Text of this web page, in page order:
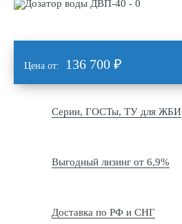
Цена от: 136 700 ₽
Серии, ГОСТы, ТУ для ЖБИ
Выгодный лизинг от 6,9%
Доставка по РФ и СНГ